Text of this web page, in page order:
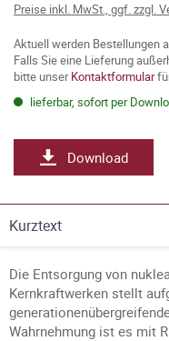
Preise inkl. MwSt., ggf. zzgl.
Aktuell werden Bestellungen
Falls Sie eine Lieferung
bitte unserKontaktformular
lieferbar, sofort per
Download
Kurztext
Die Entsorgung von
Kernkraftwerken stellt
Wahrnehmung ist es mit